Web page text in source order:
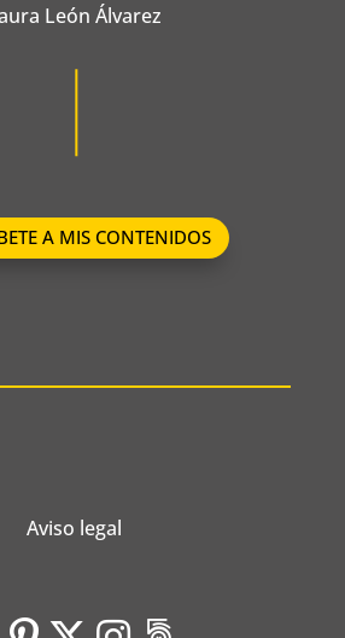
León Álvarez
A MIS CONTENIDOS
Aviso legal